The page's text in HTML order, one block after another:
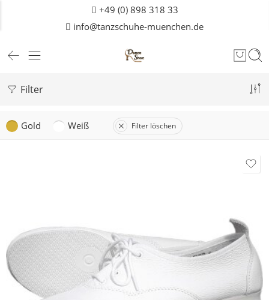
+49 (0) 898 318 33
info@tanzschuhe-muenchen.de
Filter
Gold Weiß Filter löschen